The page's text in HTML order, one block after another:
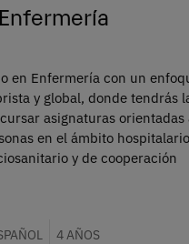
en Enfermería con un
y global, donde tendrás
asignaturas orientadas
en el ámbito
y de cooperación
4 AÑOS